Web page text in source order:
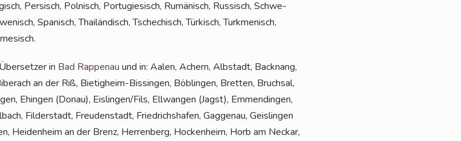
Per­sisch, Pol­nisch, Por­tu­gie­sisch, Rumä­nisch, Rus­sisch, Schwe­
Spa­nisch, Thai­län­disch, Tsche­chisch, Tür­kisch, Turk­me­ni­sch,
in Bad Rap­pen­au und in: Aalen, Achern, Alb­stadt, Back­nang,
an der Riß, Bie­tig­heim-Bis­sin­gen, Böb­lin­gen, Brett­en, Bruch­sal,
Ehin­gen (Donau), Eislingen/Fils, Ell­wan­gen (Jagst), Emmen­din­gen,
Fil­der­stadt, Freu­den­stadt, Fried­richs­ha­fen, Gag­ge­nau, Geis­lin­gen
Hei­den­heim an der Brenz, Her­ren­berg, Hocken­heim, Horb am Neckar,